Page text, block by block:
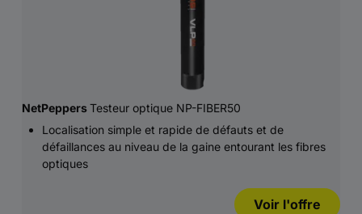
NetPeppersTesteur optique NP-FIBER50
Localisation simple et rapide de défauts et de
défaillances au niveau de la gaine entourant les fibres
optiques
Voir l'offre